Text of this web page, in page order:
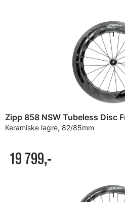
Zipp 858 NSW Tubeless Disc
Keramiske lagre, 82/85mm
19 799,-